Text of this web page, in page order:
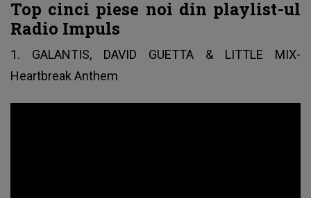
Top cinci piese noi din playlist-ul
Radio Impuls
1. GALANTIS, DAVID GUETTA & LITTLE MIX-
Heartbreak Anthem